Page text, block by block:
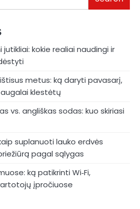
kokie realiai naudingi ir
metus: ką daryti pavasarį,
klestėtų
vs. angliškas sodas: kuo skiriasi
suplanuoti lauko erdvės
pagal sąlygas
ką patikrinti Wi‑Fi,
įpročiuose